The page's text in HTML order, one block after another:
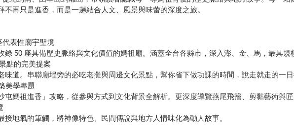
再只是進香，而是一趟結合人文、風景與味蕾的深度之旅。
代表性廟宇聖境
錄 50 座具備歷史脈絡與文化價值的媽祖廟。涵蓋全台各縣市，深入澎、金、馬，最具規
點的完美提案
味道。串聯廟埕旁的必吃老攤與周邊文化景點，幫你省下做功課的時間，說走就走的一
美學專題
屯媽祖進香」攻略，從參與方式到文化背景全解析。更深度導覽燕尾飛簷、剪黏藝術與
地氣的筆觸，將神像特色、民間傳說與地方人情味化為動人故事。